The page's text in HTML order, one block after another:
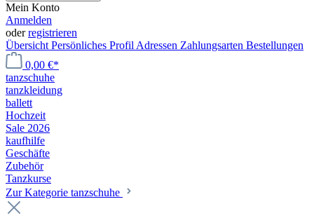
Mein Konto
Anmelden
oderregistrieren
Übersicht Persönliches Profil Adressen Zahlungsarten Bestellungen
0,00 €*
tanzschuhe
tanzkleidung
ballett
Hochzeit
Sale 2026
kaufhilfe
Geschäfte
Zubehör
Tanzkurse
Zur Kategorie tanzschuhe